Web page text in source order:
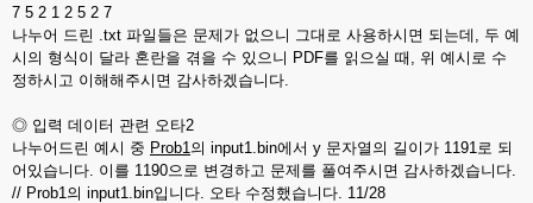
7 5 2 1 2 5 2 7
나누어 드린 .txt 파일들은 문제가 없으니 그대로 사용하시면 되는데, 두 예
시의 형식이 달라 혼란을 겪을 수 있으니 PDF를 읽으실 때, 위 예시로 수
정하시고 이해해주시면 감사하겠습니다.
◎ 입력 데이터 관련 오타2
나누어드린 예시 중 Prob1의 input1.bin에서 y 문자열의 길이가 1191로 되
어있습니다. 이를 1190으로 변경하고 문제를 풀여주시면 감사하겠습니다.
// Prob1의 input1.bin입니다. 오타 수정했습니다. 11/28